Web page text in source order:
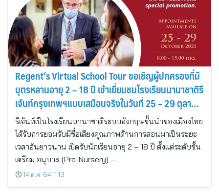
Regent’s Virtual School Tour ขอเชิญผู้ปกครองที่มี
บุตรหลานอายุ 2 – 18 ปี เข้าเยี่ยมชมโรงเรียนนานาชาติรี
เจ้นท์กรุงเทพฯแบบเสมือนจริงในวันที่ 25 – 29 ตุลาคม
2565
รีเจ้นท์เป็นโรงเรียนนานาชาติระบบอังกฤษชั้นนำของเมืองไทย
ได้รับการยอมรับมีชื่อเสียงคุณภาพด้านการสอนมาเป็นระยะ
เวลาอันยาวนาน เปิดรับนักเรียนอายุ 2 – 18 ปี ตั้งแต่ระดับชั้น
เตรียม อนุบาล (Pre-Nursery) –…
14 ต.ค. 64 11:13